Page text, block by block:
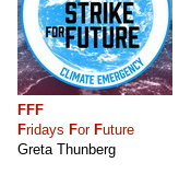
FFF
Fridays For Future
Greta Thunberg